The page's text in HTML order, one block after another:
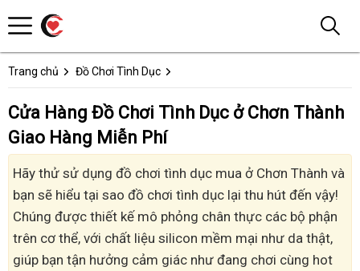
Trang chủ Đồ Chơi Tình Dục
Cửa Hàng Đồ Chơi Tình Dục ở Chơn Thành
Giao Hàng Miễn Phí
Hãy thử sử dụng đồ chơi tình dục mua ở Chơn Thành và
bạn sẽ hiểu tại sao đồ chơi tình dục lại thu hút đến vậy!
Chúng được thiết kế mô phỏng chân thực các bộ phận
trên cơ thể, với chất liệu silicon mềm mại như da thật,
giúp bạn tận hưởng cảm giác như đang chơi cùng hot